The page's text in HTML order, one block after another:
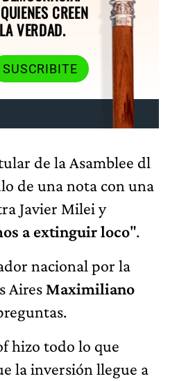
CREEN
VERDAD.
SUSCRIBITE
de la Asamblee dl
de una nota con una
Javier Milei y
a extinguir loco".
nacional por la
Aires Maximiliano
hizo todo lo que
la inversión llegue a